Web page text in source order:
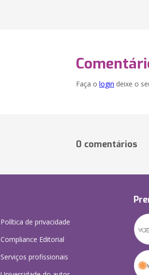
Faça o login deixe o
0 comentários
Política de privacidade
Compliance Editorial
Serviços profissionais